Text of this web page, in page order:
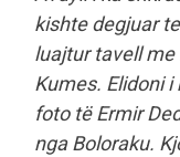
kishte degjuar
luajtur tavell me
Kumes. Elidoni
foto të Ermir
nga Boloraku.